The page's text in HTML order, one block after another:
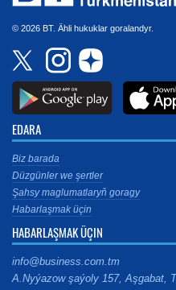
© 2026 BT. Ähli hukuklar goralandyr.
EDARA
Biz barada
Düzgünler we şertler
Şahsy maglumatlaryň goragy
Habarlaşmak üçin
HABARLAŞMAK ÜÇIN
info@business.com.tm
A.Nyýazow şaýoly 157, Aşgabat,